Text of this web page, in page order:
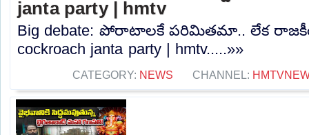
janta party | hmtv
Big debate: పోరాటాలకే పరిమితమా.. లేక
cockroach janta party | hmtv.....»»
CATEGORY: NEWS CHANNEL: